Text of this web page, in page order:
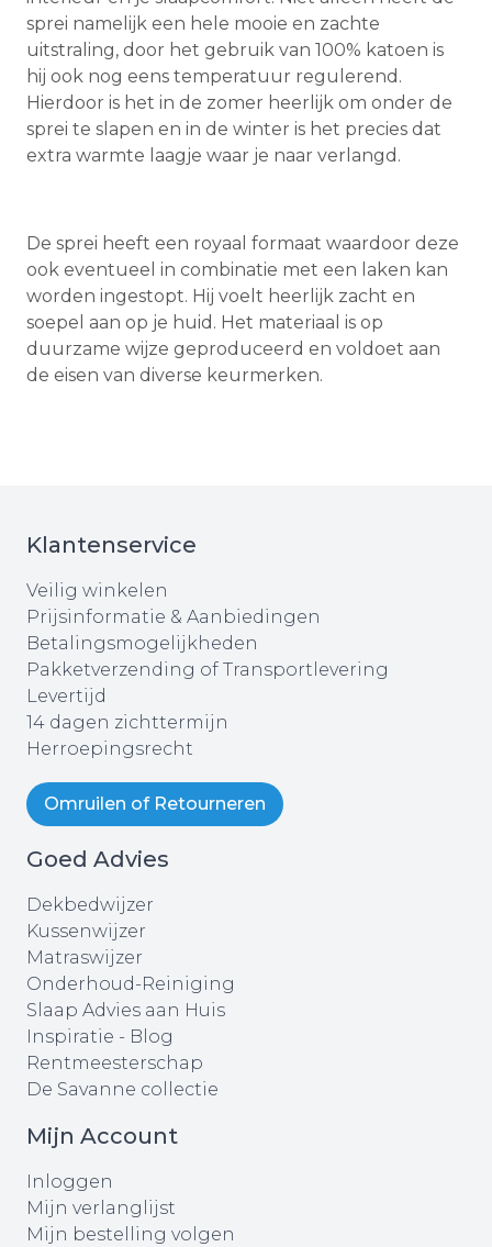
sprei namelijk een hele mooie en zachte
uitstraling, door het gebruik van 100% katoen is
hij ook nog eens temperatuur regulerend.
Hierdoor is het in de zomer heerlijk om onder de
sprei te slapen en in de winter is het precies dat
extra warmte laagje waar je naar verlangd.
De sprei heeft een royaal formaat waardoor deze
ook eventueel in combinatie met een laken kan
worden ingestopt. Hij voelt heerlijk zacht en
soepel aan op je huid. Het materiaal is op
duurzame wijze geproduceerd en voldoet aan
de eisen van diverse keurmerken.
Klantenservice
Veilig winkelen
Prijsinformatie & Aanbiedingen
Betalingsmogelijkheden
Pakketverzending of Transportlevering
Levertijd
14 dagen zichttermijn
Herroepingsrecht
Omruilen of Retourneren
Goed Advies
Dekbedwijzer
Kussenwijzer
Matraswijzer
Onderhoud-Reiniging
Slaap Advies aan Huis
Inspiratie - Blog
Rentmeesterschap
De Savanne collectie
Mijn Account
Inloggen
Mijn verlanglijst
Mijn bestelling volgen